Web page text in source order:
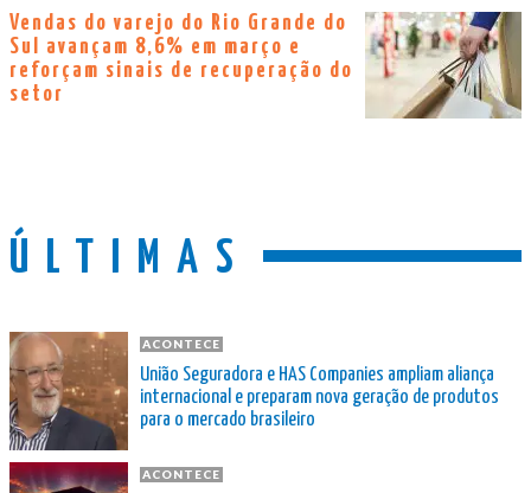
Vendas do varejo do Rio Grande do
Sul avançam 8,6% em março e
reforçam sinais de recuperação do
setor
ÚLTIMAS
ACONTECE
União Seguradora e HAS Companies ampliam aliança
internacional e preparam nova geração de produtos
para o mercado brasileiro
ACONTECE